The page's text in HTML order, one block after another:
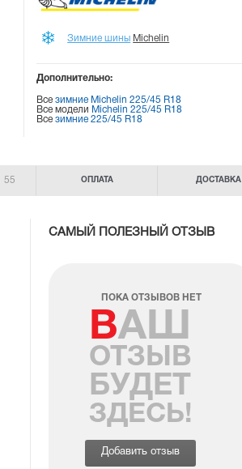
Зимние шины Michelin
Дополнительно:
Всезимние Michelin 225/45 R18
Все модели Michelin 225/45 R18
Всезимние 225/45 R18
55 ОПЛАТА ДОСТАВКА
САМЫЙ ПОЛЕЗНЫЙ ОТЗЫВ
ПОКА ОТЗЫВОВ НЕТ
ВАШ
ОТЗЫВ
БУДЕТ
ЗДЕСЬ!
Добавить отзыв